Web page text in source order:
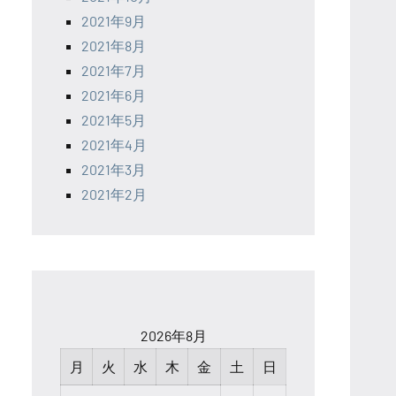
2021年9月
2021年8月
2021年7月
2021年6月
2021年5月
2021年4月
2021年3月
2021年2月
2026年8月
月
火 水 木 金 土 日